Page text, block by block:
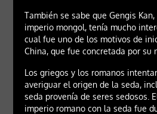
También se sabe que Gengis
imperio mongol, tenía mucho
cual fue uno de los motivos de
China, que fue concretada por su
Los griegos y los romanos
averiguar el origen de la seda,
seda provenía de seres sedosos.
imperio romano con la seda fue